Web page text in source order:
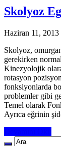
Skolyoz
Haziran 11, 2013
Skolyoz,
gerekirken
Kinezyolojik
rotasyon
fonksiyonlarda
problemler gibi
Temel olarak
Ayrıca eğrinin